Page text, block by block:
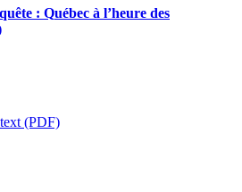
: Québec à l’heure des
(PDF)